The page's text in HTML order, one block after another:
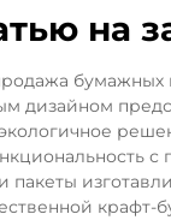
на
бумажных
дизайном
пакеты
крафт-